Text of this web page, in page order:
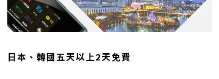
日本、韓國五天以上2天免費